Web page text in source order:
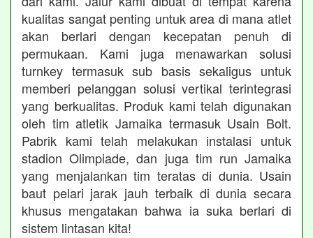
kualitas sangat penting untuk area di mana atlet
akan berlari dengan kecepatan penuh di
permukaan. Kami juga menawarkan solusi
turnkey termasuk sub basis sekaligus untuk
memberi pelanggan solusi vertikal terintegrasi
yang berkualitas. Produk kami telah digunakan
oleh tim atletik Jamaika termasuk Usain Bolt.
Pabrik kami telah melakukan instalasi untuk
stadion Olimpiade, dan juga tim run Jamaika
yang menjalankan tim teratas di dunia. Usain
baut pelari jarak jauh terbaik di dunia secara
khusus mengatakan bahwa ia suka berlari di
sistem lintasan kita!